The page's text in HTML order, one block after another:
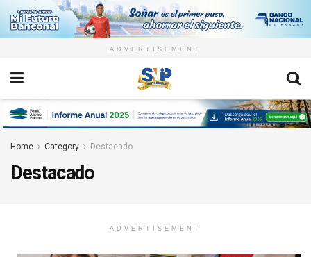
ADVERTISEMENT
Home Category Destacado
Destacado
ADVERTISEMENT